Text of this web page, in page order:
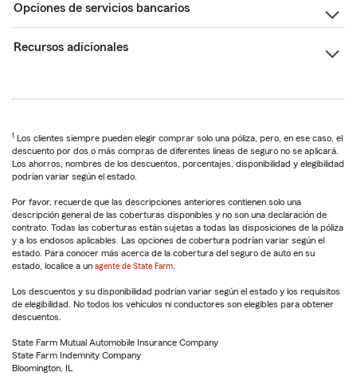
Opciones de servicios bancarios
Recursos adicionales
1 Los clientes siempre pueden elegir comprar solo una póliza, pero, en ese caso, el
descuento por dos o más compras de diferentes líneas de seguro no se aplicará.
Los ahorros, nombres de los descuentos, porcentajes, disponibilidad y elegibilidad
podrían variar según el estado.
Por favor, recuerde que las descripciones anteriores contienen solo una
descripción general de las coberturas disponibles y no son una declaración de
contrato. Todas las coberturas están sujetas a todas las disposiciones de la póliza
y a los endosos aplicables. Las opciones de cobertura podrían variar según el
estado. Para conocer más acerca de la cobertura del seguro de auto en su
estado, localice a un agente de State Farm
Los descuentos y su disponibilidad podrían variar según el estado y los requisitos
de elegibilidad. No todos los vehículos ni conductores son elegibles para obtener
descuentos.
State Farm Mutual Automobile Insurance Company
State Farm Indemnity Company
Bloomington, IL